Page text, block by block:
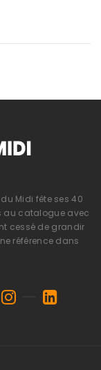
Midi fête ses 40
au catalogue avec
cessé de grandir
référence dans